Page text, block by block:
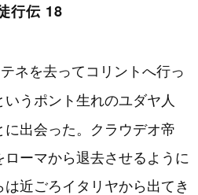
行伝 18
ネを去ってコリントへ行っ
うポント生れのユダヤ人
出会った。クラウデオ帝
ーマから退去させるように
近ごろイタリヤから出てき